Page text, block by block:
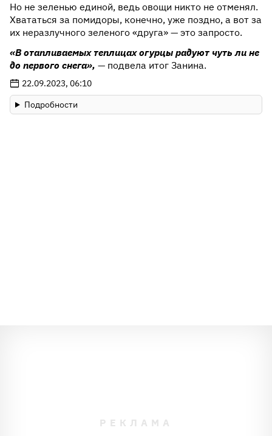
Но не зеленью единой, ведь овощи никто не отменял.
Хвататься за помидоры, конечно, уже поздно, а вот за
их неразлучного зеленого «друга» — это запросто.
«В отапливаемых теплицах огурцы радуют чуть ли не
до первого снега», — подвела итог Занина.
22.09.2023, 06:10
Подробности